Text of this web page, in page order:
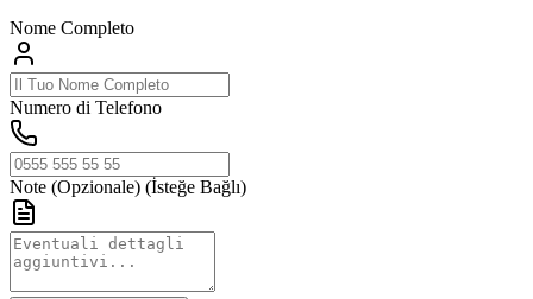
Nome Completo
Numero di Telefono
Note (Opzionale) (İsteğe Bağlı)